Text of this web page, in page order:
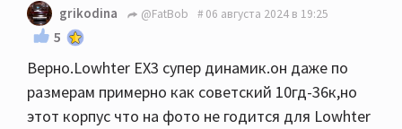
grikodina @FatBob 06 августа 2024 в 19:25
5
Верно.Lowhter EX3 супер динамик.он даже по
размерам примерно как советский 10гд-36к,но
этот корпус что на фото не годится для Lowhter